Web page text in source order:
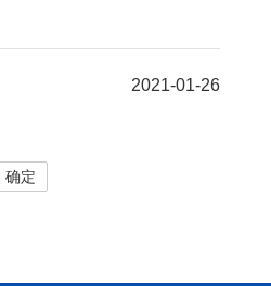
2021-01-26
确定